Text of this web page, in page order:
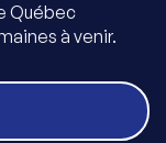
Québec
à venir.